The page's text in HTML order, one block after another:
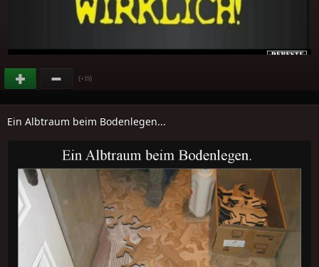
(+15)
Ein Albtraum beim Bodenlegen...